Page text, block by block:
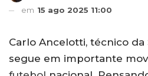
em 15 ago 2025 11:00
Carlo Ancelotti, técnico da
segue em importante